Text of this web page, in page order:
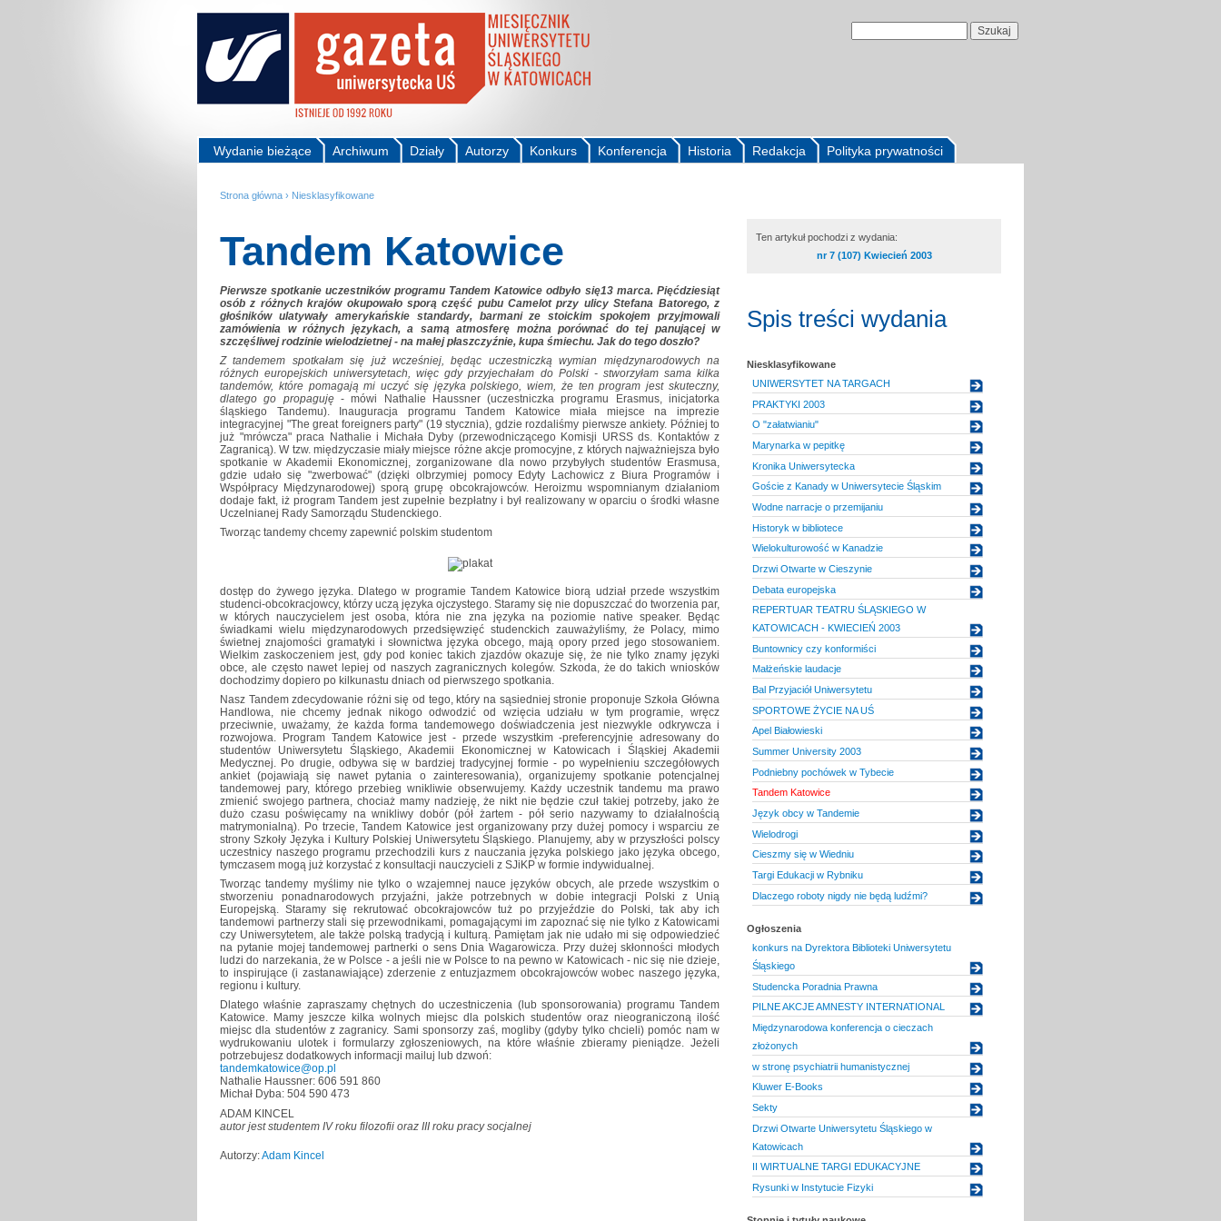
Polityka prywatności
Redakcja
Historia
Konferencja
Konkurs
Autorzy
Działy
Archiwum
Wydanie bieżące
Strona główna › Niesklasyfikowane
Tandem Katowice
Pierwsze spotkanie uczestników programu Tandem Katowice odbyło się13 marca. Pięćdziesiąt
osób z różnych krajów okupowało sporą część pubu Camelot przy ulicy Stefana Batorego, z
głośników ulatywały amerykańskie standardy, barmani ze stoickim spokojem przyjmowali
zamówienia w różnych językach, a samą atmosferę można porównać do tej panującej w
szczęśliwej rodzinie wielodzietnej - na małej płaszczyźnie, kupa śmiechu. Jak do tego doszło?
Z tandemem spotkałam się już wcześniej, będąc uczestniczką wymian międzynarodowych na
różnych europejskich uniwersytetach, więc gdy przyjechałam do Polski - stworzyłam sama kilka
tandemów, które pomagają mi uczyć się języka polskiego, wiem, że ten program jest skuteczny,
dlatego go propaguję- mówi Nathalie Haussner (uczestniczka programu Erasmus, inicjatorka
śląskiego Tandemu). Inauguracja programu Tandem Katowice miała miejsce na imprezie
integracyjnej "The great foreigners party" (19 stycznia), gdzie rozdaliśmy pierwsze ankiety. Później to
już "mrówcza" praca Nathalie i Michała Dyby (przewodniczącego Komisji URSS ds. Kontaktów z
Zagranicą). W tzw. międzyczasie miały miejsce różne akcje promocyjne, z których najważniejsza było
spotkanie w Akademii Ekonomicznej, zorganizowane dla nowo przybyłych studentów Erasmusa,
gdzie udało się "zwerbować" (dzięki olbrzymiej pomocy Edyty Lachowicz z Biura Programów i
Współpracy Międzynarodowej) sporą grupę obcokrajowców. Heroizmu wspomnianym działaniom
dodaje fakt, iż program Tandem jest zupełnie bezpłatny i był realizowany w oparciu o środki własne
Uczelnianej Rady Samorządu Studenckiego.
Tworząc tandemy chcemy zapewnić polskim studentom
dostęp do żywego języka. Dlatego w programie Tandem Katowice biorą udział przede wszystkim
studenci-obcokracjowcy, którzy uczą języka ojczystego. Staramy się nie dopuszczać do tworzenia par,
w których nauczycielem jest osoba, która nie zna języka na poziomie native speaker. Będąc
świadkami wielu międzynarodowych przedsięwzięć studenckich zauważyliśmy, że Polacy, mimo
świetnej znajomości gramatyki i słownictwa języka obcego, mają opory przed jego stosowaniem.
Wielkim zaskoczeniem jest, gdy pod koniec takich zjazdów okazuje się, że nie tylko znamy języki
obce, ale często nawet lepiej od naszych zagranicznych kolegów. Szkoda, że do takich wniosków
dochodzimy dopiero po kilkunastu dniach od pierwszego spotkania.
Nasz Tandem zdecydowanie różni się od tego, który na sąsiedniej stronie proponuje Szkoła Główna
Handlowa, nie chcemy jednak nikogo odwodzić od wzięcia udziału w tym programie, wręcz
przeciwnie, uważamy, że każda forma tandemowego doświadczenia jest niezwykle odkrywcza i
rozwojowa. Program Tandem Katowice jest - przede wszystkim -preferencyjnie adresowany do
studentów Uniwersytetu Śląskiego, Akademii Ekonomicznej w Katowicach i Śląskiej Akademii
Medycznej. Po drugie, odbywa się w bardziej tradycyjnej formie - po wypełnieniu szczegółowych
ankiet (pojawiają się nawet pytania o zainteresowania), organizujemy spotkanie potencjalnej
tandemowej pary, którego przebieg wnikliwie obserwujemy. Każdy uczestnik tandemu ma prawo
zmienić swojego partnera, chociaż mamy nadzieję, że nikt nie będzie czuł takiej potrzeby, jako że
dużo czasu poświęcamy na wnikliwy dobór (pół żartem - pół serio nazywamy to działalnością
matrymonialną). Po trzecie, Tandem Katowice jest organizowany przy dużej pomocy i wsparciu ze
strony Szkoły Języka i Kultury Polskiej Uniwersytetu Śląskiego. Planujemy, aby w przyszłości polscy
uczestnicy naszego programu przechodzili kurs z nauczania języka polskiego jako języka obcego,
tymczasem mogą już korzystać z konsultacji nauczycieli z SJiKP w formie indywidualnej.
Tworząc tandemy myślimy nie tylko o wzajemnej nauce języków obcych, ale przede wszystkim o
stworzeniu ponadnarodowych przyjaźni, jakże potrzebnych w dobie integracji Polski z Unią
Europejską. Staramy się rekrutować obcokrajowców tuż po przyjeździe do Polski, tak aby ich
tandemowi partnerzy stali się przewodnikami, pomagającymi im zapoznać się nie tylko z Katowicami
czy Uniwersytetem, ale także polską tradycją i kulturą. Pamiętam jak nie udało mi się odpowiedzieć
na pytanie mojej tandemowej partnerki o sens Dnia Wagarowicza. Przy dużej skłonności młodych
ludzi do narzekania, że w Polsce - a jeśli nie w Polsce to na pewno w Katowicach - nic się nie dzieje,
to inspirujące (i zastanawiające) zderzenie z entuzjazmem obcokrajowców wobec naszego języka,
regionu i kultury.
Dlatego właśnie zapraszamy chętnych do uczestniczenia (lub sponsorowania) programu Tandem
Katowice. Mamy jeszcze kilka wolnych miejsc dla polskich studentów oraz nieograniczoną ilość
miejsc dla studentów z zagranicy. Sami sponsorzy zaś, mogliby (gdyby tylko chcieli) pomóc nam w
wydrukowaniu ulotek i formularzy zgłoszeniowych, na które właśnie zbieramy pieniądze. Jeżeli
potrzebujesz dodatkowych informacji mailuj lub dzwoń:
tandemkatowice@op.pl
Nathalie Haussner: 606 591 860
Michał Dyba: 504 590 473
ADAM KINCEL
autor jest studentem IV roku filozofii oraz III roku pracy socjalnej
Autorzy:Adam Kincel
Ten artykuł pochodzi z wydania:
nr 7 (107) Kwiecień 2003
Spis treści wydania
Niesklasyfikowane
UNIWERSYTET NA TARGACH
PRAKTYKI 2003
O "załatwianiu"
Marynarka w pepitkę
Kronika Uniwersytecka
Goście z Kanady w Uniwersytecie Śląskim
Wodne narracje o przemijaniu
Historyk w bibliotece
Wielokulturowość w Kanadzie
Drzwi Otwarte w Cieszynie
Debata europejska
REPERTUAR TEATRU ŚLĄSKIEGO W
KATOWICACH - KWIECIEŃ 2003
Buntownicy czy konformiści
Małżeńskie laudacje
Bal Przyjaciół Uniwersytetu
SPORTOWE ŻYCIE NA UŚ
Apel Białowieski
Summer University 2003
Podniebny pochówek w Tybecie
Tandem Katowice
Język obcy w Tandemie
Wielodrogi
Cieszmy się w Wiedniu
Targi Edukacji w Rybniku
Dlaczego roboty nigdy nie będą ludźmi?
Ogłoszenia
konkurs na Dyrektora Biblioteki Uniwersytetu
Śląskiego
Studencka Poradnia Prawna
PILNE AKCJE AMNESTY INTERNATIONAL
Międzynarodowa konferencja o cieczach
złożonych
w stronę psychiatrii humanistycznej
Kluwer E-Books
Sekty
Drzwi Otwarte Uniwersytetu Śląskiego w
Katowicach
II WIRTUALNE TARGI EDUKACYJNE
Rysunki w Instytucie Fizyki